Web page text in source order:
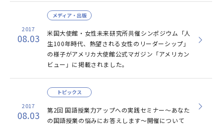
2017
08.03
米国大使館・女性未来研究所共催シンポジウム「人
生100年時代、熱望される女性のリーダーシップ」
の様子がアメリカ大使館公式マガジン「アメリカン
ビュー」に掲載されました。
メディア・出版
2017
08.03
第2回 国語授業力アップへの実践セミナー～あなた
の国語授業の悩みにお答えします～開催について
トピックス